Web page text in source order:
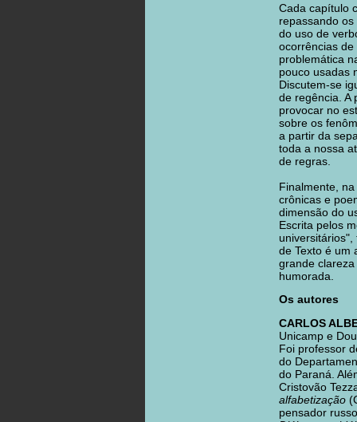
Cada capítulo
repassando
do uso de
ocorrências
problemática
pouco usadas
Discutem-se
de regência. A
provocar no
sobre os
a partir da
toda a nossa
de regras.
Finalmente,
crônicas e
dimensão do
Escrita pelos
de Texto é um
grande
humorada.
Os autores
CARLOS
Unicamp e
Foi professor
do
do Paraná.
Cristovão
alfabetização
pensador